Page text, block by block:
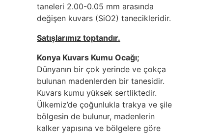
taneleri 2.00-0.05 mm arasında
değişen kuvars (SiO2) tanecikleridir.
Satışlarımız toptandır.
Konya Kuvars Kumu Ocağı;
Dünyanın bir çok yerinde ve çokça
bulunan madenlerden bir tanesidir.
Kuvars kumu yüksek sertliktedir.
Ülkemiz’de çoğunlukla trakya ve şile
bölgesin de bulunur, madenlerin
kalker yapısına ve bölgelere göre